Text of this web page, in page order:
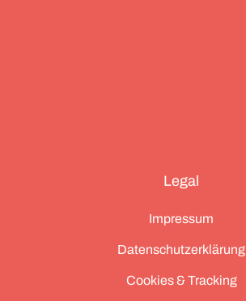
Legal
Impressum
Datenschutzerklärung
Cookies & Tracking